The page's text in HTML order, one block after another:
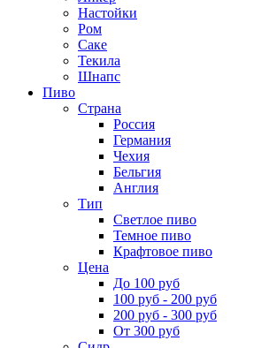
Настойки
Ром
Саке
Текила
Шнапс
Пиво
Страна
Россия
Германия
Чехия
Бельгия
Англия
Тип
Светлое пиво
Темное пиво
Крафтовое пиво
Цена
До 100 руб
100 руб - 200 руб
200 руб - 300 руб
От 300 руб